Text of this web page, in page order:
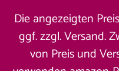
Die angezeigten
ggf. zzgl. Versand.
von Preis und